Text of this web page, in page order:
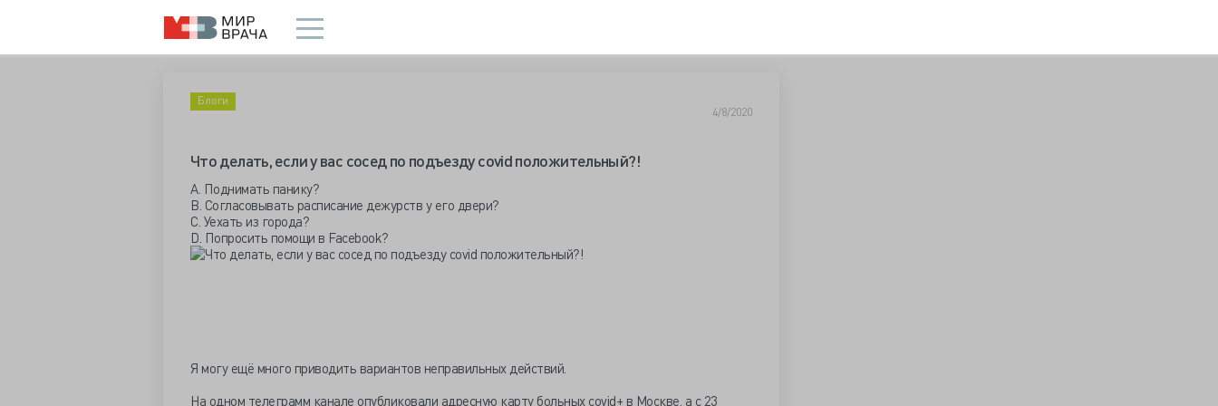
Блоги
4/8/2020
Что делать, если у вас сосед по подъезду covid положительный?!
A. Поднимать панику?
B. Согласовывать расписание дежурств у его двери?
C. Уехать из города?
D. Попросить помощи в Facebook?
Я могу ещё много приводить вариантов неправильных действий.
На одном телеграмм канале опубликовали адресную карту больных covid+ в Москве, а с 23